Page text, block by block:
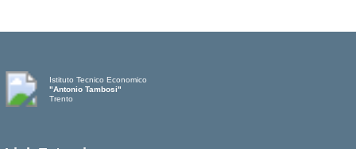
Istituto Tecnico Economico
"Antonio Tambosi"
Trento